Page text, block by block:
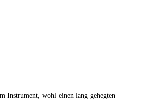
Instrument, wohl einen lang gehegten